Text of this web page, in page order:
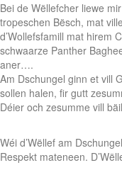
Bei de Wëllefcher liewe
tropeschen Bësch, mat
d’Wollefsfamill mat hirem
schwaarze Panther
aner….
Am Dschungel ginn et vill
sollen halen, fir gutt
Déier och zesumme vill
Wéi d’Wëllef am
Respekt mateneen.